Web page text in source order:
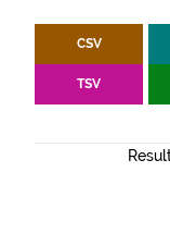
CSV
TSV